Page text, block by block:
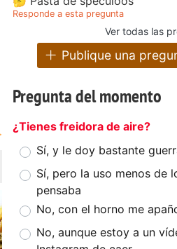
Responde a esta pregunta
Ver todas las
Publique una
Pregunta del momento
¿Tienes freidora de aire?
Sí, y le doy bastante
Sí, pero la uso menos de
pensaba
No, con el horno me
No, aunque estoy a un